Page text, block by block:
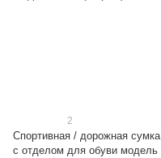
2
Спортивная / дорожная сумка
с отделом для обуви модель